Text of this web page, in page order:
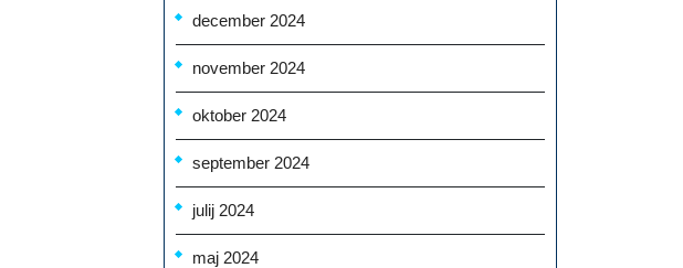
december 2024
november 2024
oktober 2024
september 2024
julij 2024
maj 2024